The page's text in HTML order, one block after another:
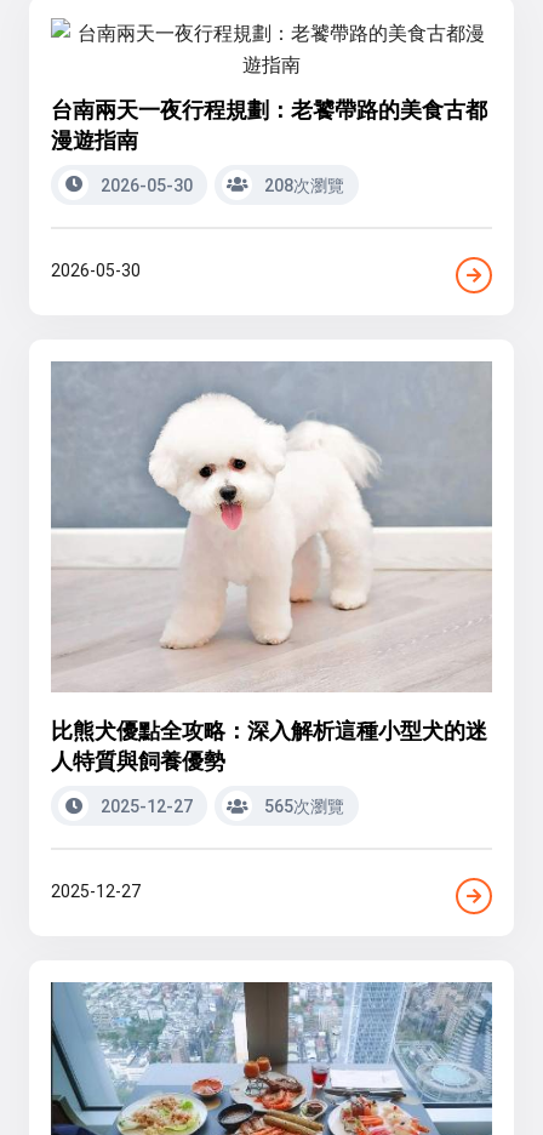
台南兩天一夜行程規劃：老饕帶路的美食古都
漫遊指南
2026-05-30 208次瀏覽
2026-05-30
比熊犬優點全攻略：深入解析這種小型犬的迷
人特質與飼養優勢
2025-12-27 565次瀏覽
2025-12-27